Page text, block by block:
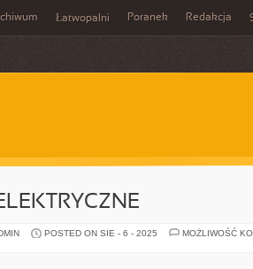
Łatwopalni Poranek Redakcja
POSTED ON SIE - 6 - 2025
MOŻLIWOŚĆ